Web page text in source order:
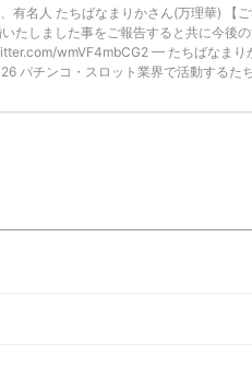
有名人 たちばなまりかさん(万理華) 【
たしました事をご報告すると共に今後
wmVF4mbCG2 — たちばなまり
パチンコ・スロット業界で活動するた
退を発表されました。 ビーチバレー選